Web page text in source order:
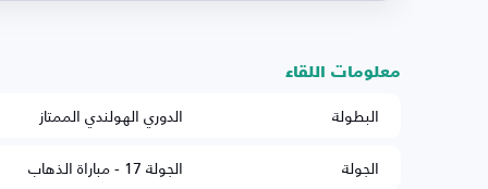
معلومات اللقاء
البطولة
الدوري الهولندي الممتاز
الجولة
الجولة 17 - مباراة الذهاب